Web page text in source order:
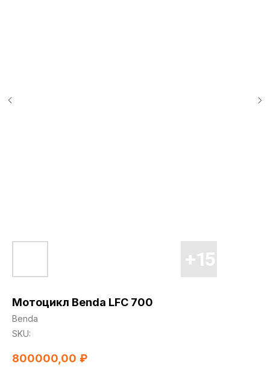
Мотоцикл Benda LFC 700
Benda
SKU:
800000,00 ₽